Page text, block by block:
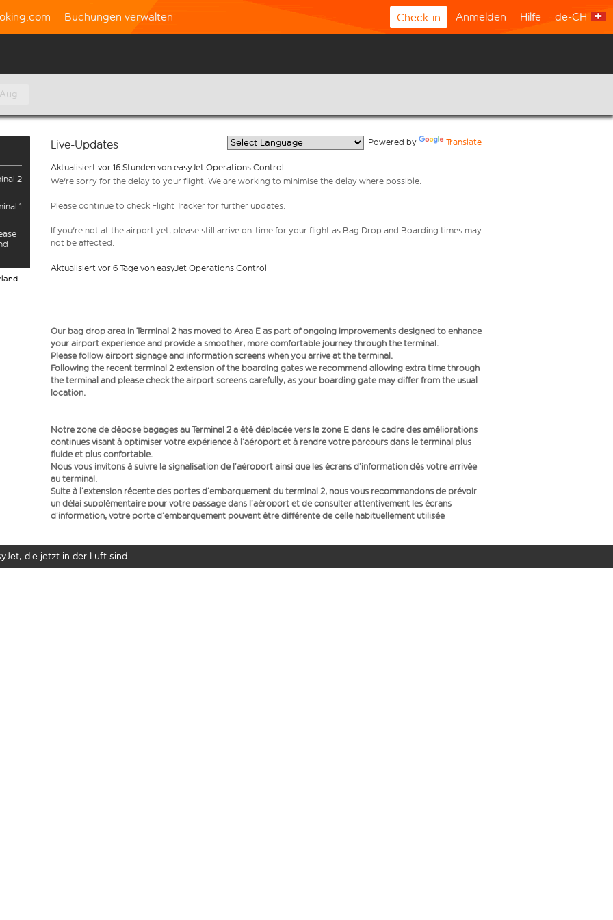
Buchungen verwalten Check-in Anmelden Hilfe de-CH
2
1
Live-Updates Powered by Translate
Aktualisiert vor 16 Stunden von easyJet Operations Control
We're sorry for the delay to your flight. We are working to minimise the delay where possible.
Please continue to check Flight Tracker for further updates.
If you're not at the airport yet, please still arrive on-time for your flight as Bag Drop and Boarding times may
not be affected.
Aktualisiert vor 6 Tage von easyJet Operations Control
Our bag drop area in Terminal 2 has moved to Area E as part of ongoing improvements designed to enhance
your airport experience and provide a smoother, more comfortable journey through the terminal.
Please follow airport signage and information screens when you arrive at the terminal.
Following the recent terminal 2 extension of the boarding gates we recommend allowing extra time through
the terminal and please check the airport screens carefully, as your boarding gate may differ from the usual
location.
Notre zone de dépose bagages au Terminal 2 a été déplacée vers la zone E dans le cadre des améliorations
continues visant à optimiser votre expérience à l’aéroport et à rendre votre parcours dans le terminal plus
fluide et plus confortable.
Nous vous invitons à suivre la signalisation de l’aéroport ainsi que les écrans d’information dès votre arrivée
au terminal.
Suite à l’extension récente des portes d’embarquement du terminal 2, nous vous recommandons de prévoir
un délai supplémentaire pour votre passage dans l’aéroport et de consulter attentivement les écrans
d’information, votre porte d’embarquement pouvant être différente de celle habituellement utilisée
die jetzt in der Luft sind …